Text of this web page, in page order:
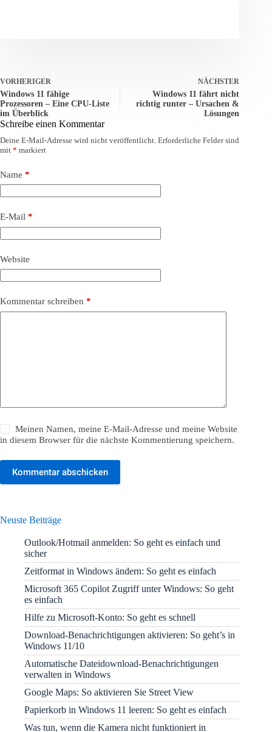
VORHERIGER
Windows 11 fähige
Prozessoren – Eine CPU-Liste
im Überblick
NÄCHSTER
Windows 11 fährt nicht
richtig runter – Ursachen &
Lösungen
Schreibe einen Kommentar
Deine E-Mail-Adresse wird nicht veröffentlicht. Erforderliche Felder sind
mit * markiert
Name *
E-Mail *
Website
Kommentar schreiben *
Meinen Namen, meine E-Mail-Adresse und meine Website
in diesem Browser für die nächste Kommentierung speichern.
Kommentar abschicken
Neuste Beiträge
Outlook/Hotmail anmelden: So geht es einfach und
sicher
Zeitformat in Windows ändern: So geht es einfach
Microsoft 365 Copilot Zugriff unter Windows: So geht
es einfach
Hilfe zu Microsoft-Konto: So geht es schnell
Download-Benachrichtigungen aktivieren: So geht’s in
Windows 11/10
Automatische Dateidownload-Benachrichtigungen
verwalten in Windows
Google Maps: So aktivieren Sie Street View
Papierkorb in Windows 11 leeren: So geht es einfach
Was tun, wenn die Kamera nicht funktioniert in